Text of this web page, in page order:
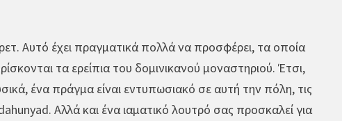
Αυτό έχει πραγματικά πολλά να προσφέρει, τα οποία
τα ερείπια του δομινικανού μοναστηριού. Έτσι,
ένα πράγμα είναι εντυπωσιακό σε αυτή την πόλη, τις
Αλλά και ένα ιαματικό λουτρό σας προσκαλεί για